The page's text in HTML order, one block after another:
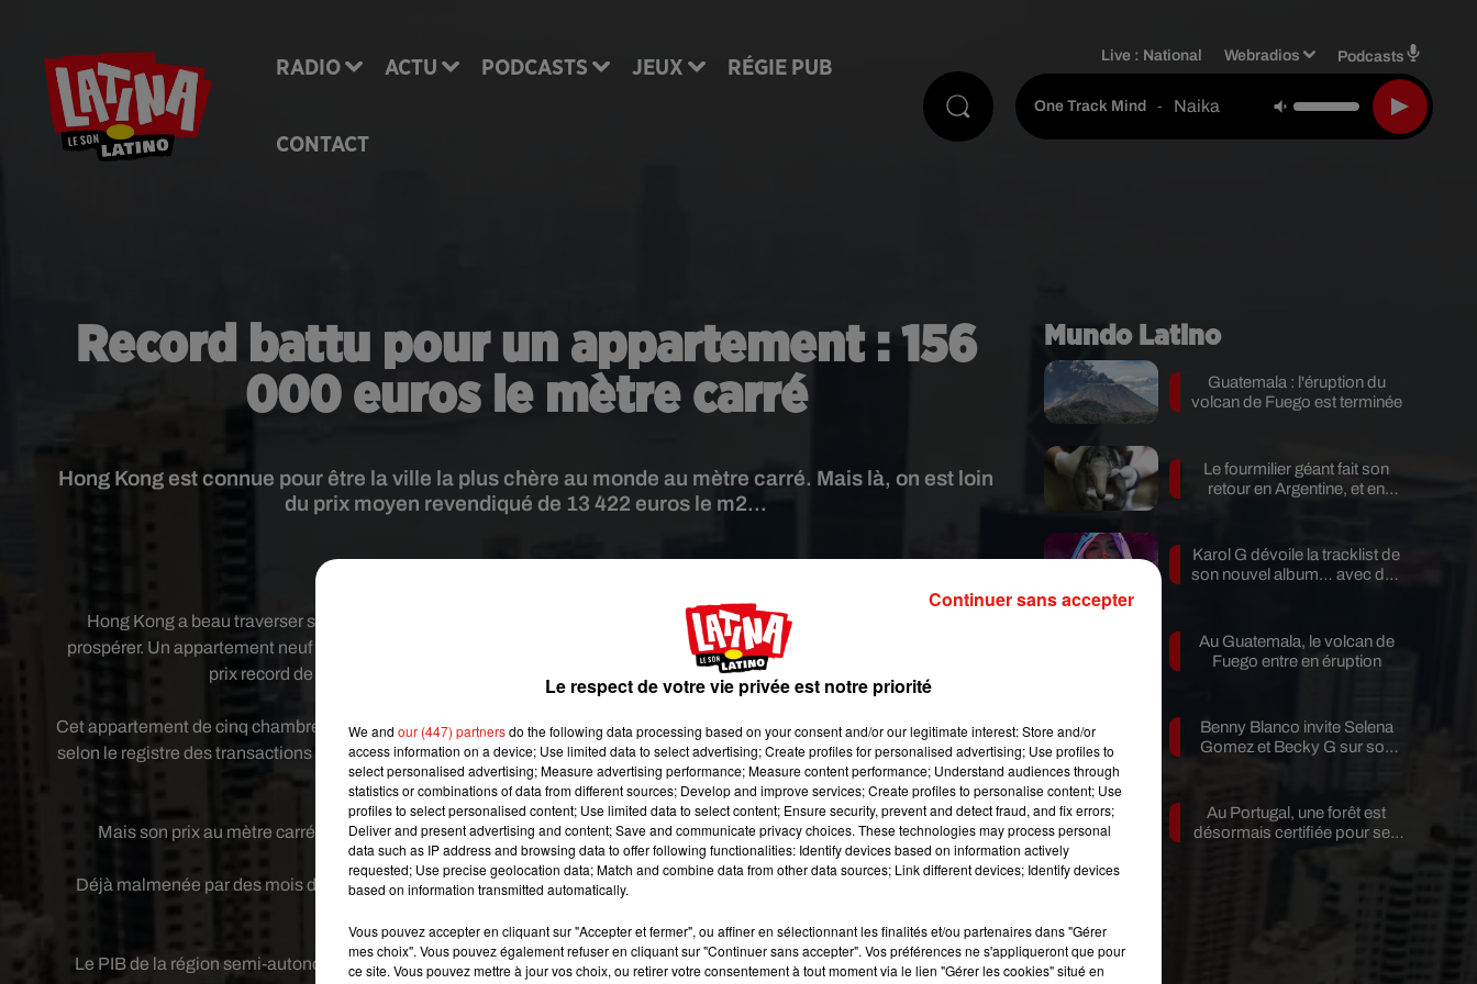
RADIO ACTU PODCASTS JEUX RÉGIE PUB
CONTACT
Live : National Webradios Podcasts
One Track Mind - Naika
Record battu pour un appartement : 156
000 euros le mètre carré
Hong Kong est connue pour être la ville la plus chère au monde au mètre carré. Mais là, on est loin
du prix moyen revendiqué de 13 422 euros le m2...
Hong Kong a beau traverser sa pire récession depuis de nombreuses années, son marché immobilier continuer de
prospérer. Un appartement neuf de 313 mètres carrés vient de s'y vendre pour l'équivalent de 49 millions d'euros, soit un
prix record de 156 000 euros le mètre carré, rapportent mercredi les médias locaux.
Cet appartement de cinq chambres, situé sur les hauteurs de Mid-Levels, quartier prisé de l'île de Hong Kong, a été acheté
selon le registre des transactions pour 459,4 millions de dollars hongkongais, ce qui n'est pas un record en soi pour un bien
immobilier.
Mais son prix au mètre carré est inédit, et illustre à nouveau les écarts de richesse dans l'ex-colonie britannique.
Déjà malmenée par des mois de manifestations en 2019, l'économie hongkongaise a pris de plein fouet l'impact de la
Le PIB de la région semi-autonome chinoise s'est contracté de 6,1% en 2020, un record, et le taux de chômage atteint
Mundo Latino
Guatemala : l'éruption du
volcan de Fuego est terminée
Le fourmilier géant fait son
retour en Argentine, et en
Karol G dévoile la tracklist de
son nouvel album… avec des
Au Guatemala, le volcan de
Fuego entre en éruption
Benny Blanco invite Selena
Gomez et Becky G sur son
Au Portugal, une forêt est
désormais certifiée pour ses
Le respect de votre vie privée est notre priorité
We and our (447) partnersdo the following data processing based on your consent and/or our legitimate interest: Store and/or
access information on a device; Use limited data to select advertising; Create profiles for personalised advertising; Use profiles to
select personalised advertising; Measure advertising performance; Measure content performance; Understand audiences through
statistics or combinations of data from different sources; Develop and improve services; Create profiles to personalise content; Use
profiles to select personalised content; Use limited data to select content; Ensure security, prevent and detect fraud, and fix errors;
Deliver and present advertising and content; Save and communicate privacy choices. These technologies may process personal
data such as IP address and browsing data to offer following functionalities: Identify devices based on information actively
requested; Use precise geolocation data; Match and combine data from other data sources; Link different devices; Identify devices
based on information transmitted automatically.
Vous pouvez accepter en cliquant sur "Accepter et fermer", ou affiner en sélectionnant les finalités et/ou partenaires dans "Gérer
mes choix". Vous pouvez également refuser en cliquant sur "Continuer sans accepter". Vos préférences ne s'appliqueront que pour
ce site. Vous pouvez mettre à jour vos choix, ou retirer votre consentement à tout moment via le lien "Gérer les cookies" situé en
Continuer sans accepter